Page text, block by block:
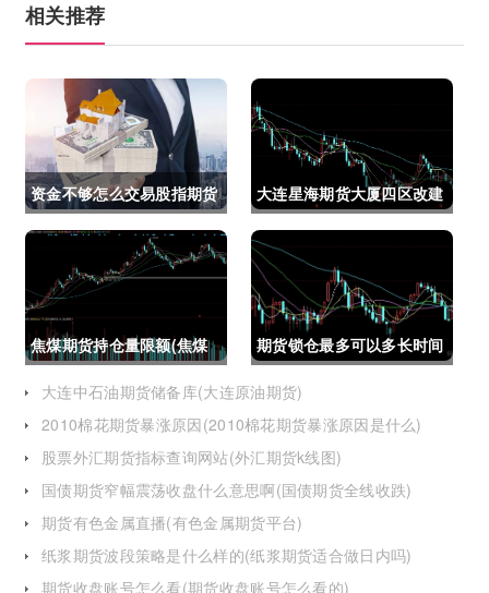
相关推荐
资金不够怎么交易股指期货
(资金不够怎么交易股指期
货呢)
大连星海期货大厦四区改建
(大连星海广场期货大厦)
焦煤期货持仓量限额(焦煤
期货持仓量限额是多少)
期货锁仓最多可以多长时间
(期货锁仓最多可以多长时
间卖出)
大连中石油期货储备库(大连原油期货)
2010棉花期货暴涨原因(2010棉花期货暴涨原因是什么)
股票外汇期货指标查询网站(外汇期货k线图)
国债期货窄幅震荡收盘什么意思啊(国债期货全线收跌)
期货有色金属直播(有色金属期货平台)
纸浆期货波段策略是什么样的(纸浆期货适合做日内吗)
期货收盘账号怎么看(期货收盘账号怎么看的)